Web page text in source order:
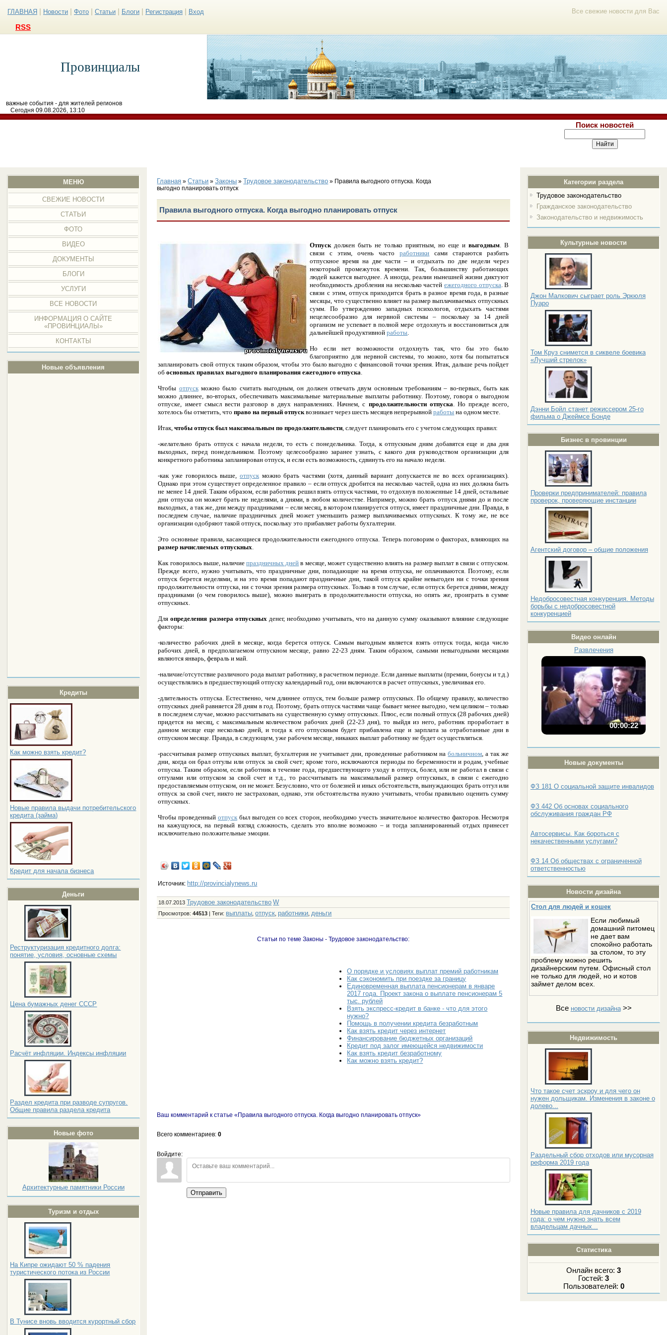
Все свежие новости для Вас
ГЛАВНАЯ Новости Фото Статьи Блоги Регистрация Вход
RSS
Провинциалы
важные события - для жителей регионов
Сегодня 09.08.2026, 13:10
Поиск новостей
МЕНЮ
СВЕЖИЕ НОВОСТИ
СТАТЬИ
ФОТО
ВИДЕО
ДОКУМЕНТЫ
БЛОГИ
УСЛУГИ
ВСЕ НОВОСТИ
ИНФОРМАЦИЯ О САЙТЕ
«ПРОВИНЦИАЛЫ»
КОНТАКТЫ
Новые объявления
Кредиты
Как можно взять кредит?
Новые правила выдачи потребительского
кредита (займа)
Кредит для начала бизнеса
Деньги
Реструктуризация кредитного долга:
понятие, условия, основные схемы
Цена бумажных денег СССР
Расчёт инфляции. Индексы инфляции
Раздел кредита при разводе супругов.
Общие правила раздела кредита
Новые фото
Архитектурные памятники России
Туризм и отдых
На Кипре ожидают 50 % падения
туристического потока из России
В Тунисе вновь вводится курортный сбор
Категории раздела
Трудовое законодательство
Гражданское законодательство
Законодательство и недвижимость
Культурные новости
Джон Малкович сыграет роль Эркюля
Пуаро
Том Круз снимется в сиквеле боевика
«Лучший стрелок»
Дэнни Бойл станет режиссером 25-го
фильма о Джеймсе Бонде
Бизнес в провинции
Проверки предпринимателей: правила
проверок, проверяющие инстанции
Агентский договор – общие положения
Недобросовестная конкуренция. Методы
борьбы с недобросовестной
конкуренцией
Видео онлайн
Развлечения
00:00:22
Новые документы
ФЗ 181 О социальной защите инвалидов
ФЗ 442 Об основах социального
обслуживания граждан РФ
Автосервисы. Как бороться с
некачественными услугами?
ФЗ 14 Об обществах с ограниченной
ответственностью
Новости дизайна
Стол для людей и кошек
Если любимый
домашний питомец
не дает вам
спокойно работать
за столом, то эту
проблему можно решить
дизайнерским путем. Офисный стол
не только для людей, но и котов
займет делом всех.
Все новости дизайна>>
Недвижимость
Что такое счет эскроу и для чего он
нужен дольщикам. Изменения в законе о
долево...
Раздельный сбор отходов или мусорная
реформа 2019 года
Новые правила для дачников с 2019
года: о чем нужно знать всем
владельцам дачных...
Статистика
Онлайн всего:3
Гостей:3
Пользователей: 0
Главная »Статьи »Законы » Трудовое законодательство » Правила выгодного отпуска. Когда
выгодно планировать отпуск
Правила выгодного отпуска. Когда выгодно планировать отпуск
Отпуск должен быть не только приятным, но еще ивыгодным . В
связи с этим, очень частоработники сами стараются разбить
отпускное время на две части – и отдыхать по две недели через
некоторый промежуток времени. Так, большинству работающих
людей кажется выгоднее. А иногда, реалии нынешней жизни диктуют
необходимость дробления на несколько частей ежегодного отпуска . В
связи с этим, отпуск приходится брать в разное время года, в разные
месяцы, что существенно влияет на размер выплачиваемых отпускных
сумм. По утверждению западных психологов, отдыхать частями
нецелесообразно для нервной системы – поскольку за 14 дней
организм не успевает в полной мере отдохнуть и восстановиться для
дальнейшей продуктивнойработы
Но если нет возможности отдохнуть так, что бы это было
благоприятно для нервной системы, то можно, хотя бы попытаться
запланировать свой отпуск таким образом, чтобы это было выгодно с финансовой точки зрения. Итак, дальше речь пойдет
обосновных правилах выгодного планирования ежегодного отпуска
Чтобы отпускможно было считать выгодным, он должен отвечать двум основным требованиям – во-первых, быть как
можно длиннее, во-вторых, обеспечивать максимальные материальные выплаты работнику. Поэтому, говоря о выгодном
отпуске, имеет смысл вести разговор в двух направлениях. Начнем, с продолжительности отпуска . Но прежде всего,
хотелось бы отметить, чтоправо на первый отпуск возникает через шесть месяцев непрерывнойработы на одном месте.
Итак,чтобы отпуск был максимальным по продолжительности , следует планировать его с учетом следующих правил:
-желательно брать отпуск с начала недели, то есть с понедельника. Тогда, к отпускным дням добавятся еще и два дня
выходных, перед понедельником. Поэтому целесообразно заранее узнать, с какого дня руководством организации для
конкретного работника запланирован отпуск, и если есть возможность, сдвинуть его на начало недели.
-как уже говорилось выше,отпуск можно брать частями (хотя, данный вариант допускается не во всех организациях).
Однако при этом существует определенное правило – если отпуск дробится на несколько частей, одна из них должна быть
не менее 14 дней. Таким образом, если работник решил взять отпуск частями, то отдохнув положенные 14 дней, остальные
дни отпуска он может брать не неделями, а днями, в любом количестве. Например, можно брать отпуск днями до и после
выходных, а так же, дни между праздниками – если месяц, в котором планируется отпуск, имеет праздничные дни. Правда, в
последнем случае, наличие праздничных дней может уменьшить размер выплачиваемых отпускных. К тому же, не все
организации одобряют такой отпуск, поскольку это прибавляет работы бухгалтерии.
Это основные правила, касающиеся продолжительности ежегодного отпуска. Теперь поговорим о факторах, влияющих на
размер начисляемых отпускных
Как говорилось выше, наличиепраздничных дней в месяце, может существенно влиять на размер выплат в связи с отпуском.
Прежде всего, нужно учитывать, что праздничные дни, попадающие на время отпуска, не оплачиваются. Поэтому, если
отпуск берется неделями, и на это время попадают праздничные дни, такой отпуск крайне невыгоден ни с точки зрения
продолжительности отпуска, ни с точки зрения размера отпускных. Только в том случае, если отпуск берется днями, между
праздниками (о чем говорилось выше), можно выиграть в продолжительности отпуска, но опять же, проиграть в сумме
отпускных.
Дляопределения размера отпускных денег, необходимо учитывать, что на данную сумму оказывают влияние следующие
факторы:
-количество рабочих дней в месяце, когда берется отпуск. Самым выгодным является взять отпуск тогда, когда число
рабочих дней, в предполагаемом отпускном месяце, равно 22-23 дням. Таким образом, самыми невыгодными месяцами
являются январь, февраль и май.
-наличие/отсутствие различного рода выплат работнику, в расчетном периоде. Если данные выплаты (премии, бонусы и т.д.)
осуществлялись в предшествующий отпуску календарный год, они включаются в расчет отпускных, увеличивая его.
-длительность отпуска. Естественно, чем длиннее отпуск, тем больше размер отпускных. По общему правилу, количество
отпускных дней равняется 28 дням в год. Поэтому, брать отпуск частями чаще бывает менее выгодно, чем целиком – только
в последнем случае, можно рассчитывать на существенную сумму отпускных. Плюс, если полный отпуск (28 рабочих дней)
придется на месяц, с максимальным количеством рабочих дней (22-23 дня), то выйдя из него, работник проработает в
данном месяце еще несколько дней, и тогда к его отпускным будет прибавлена еще и зарплата за отработанные дни в
отпускном месяце. Правда, в следующем, уже рабочем месяце, никаких выплат работнику не будет осуществляться.
-рассчитывая размер отпускных выплат, бухгалтерия не учитывает дни, проведенные работником набольничном , а так же
дни, когда он брал отгулы или отпуск за свой счет; кроме того, исключаются периоды по беременности и родам, учебные
отпуска. Таким образом, если работник в течение года, предшествующего уходу в отпуск, болел, или не работал в связи с
отгулами или отпуском за свой счет и т.д., то рассчитывать на максимальный размер отпускных, в связи с ежегодно
предоставляемым отпуском, он не может. Безусловно, что от болезней и иных обстоятельств, вынуждающих брать отгул или
отпуск за свой счет, никто не застрахован, однако, эти обстоятельства нужно учитывать, чтобы правильно оценить сумму
отпускных.
Чтобы проведенныйотпуск был выгоден со всех сторон, необходимо учесть значительное количество факторов. Несмотря
на кажущуюся, на первый взгляд сложность, сделать это вполне возможно – и тогда запланированный отдых принесет
исключительно положительные эмоции.
Источник: http://provincialynews.ru
18.07.2013 Трудовое законодательство W
Просмотров:44513 |Теги: выплаты ,отпуск ,работники деньги
Статьи по теме Законы - Трудовое законодательство:
О порядке и условиях выплат премий работникам
Как сэкономить при поездке за границу
Единовременная выплата пенсионерам в январе
2017 года. Проект закона о выплате пенсионерам 5
тыс. рублей
Взять экспресс-кредит в банке - что для этого
нужно?
Помощь в получении кредита безработным
Как взять кредит через интернет
Финансирование бюджетных организаций
Кредит под залог имеющейся недвижимости
Как взять кредит безработному
Как можно взять кредит?
Ваш комментарий к статье «Правила выгодного отпуска. Когда выгодно планировать отпуск»
Всего комментариев:0
Войдите:
Отправить